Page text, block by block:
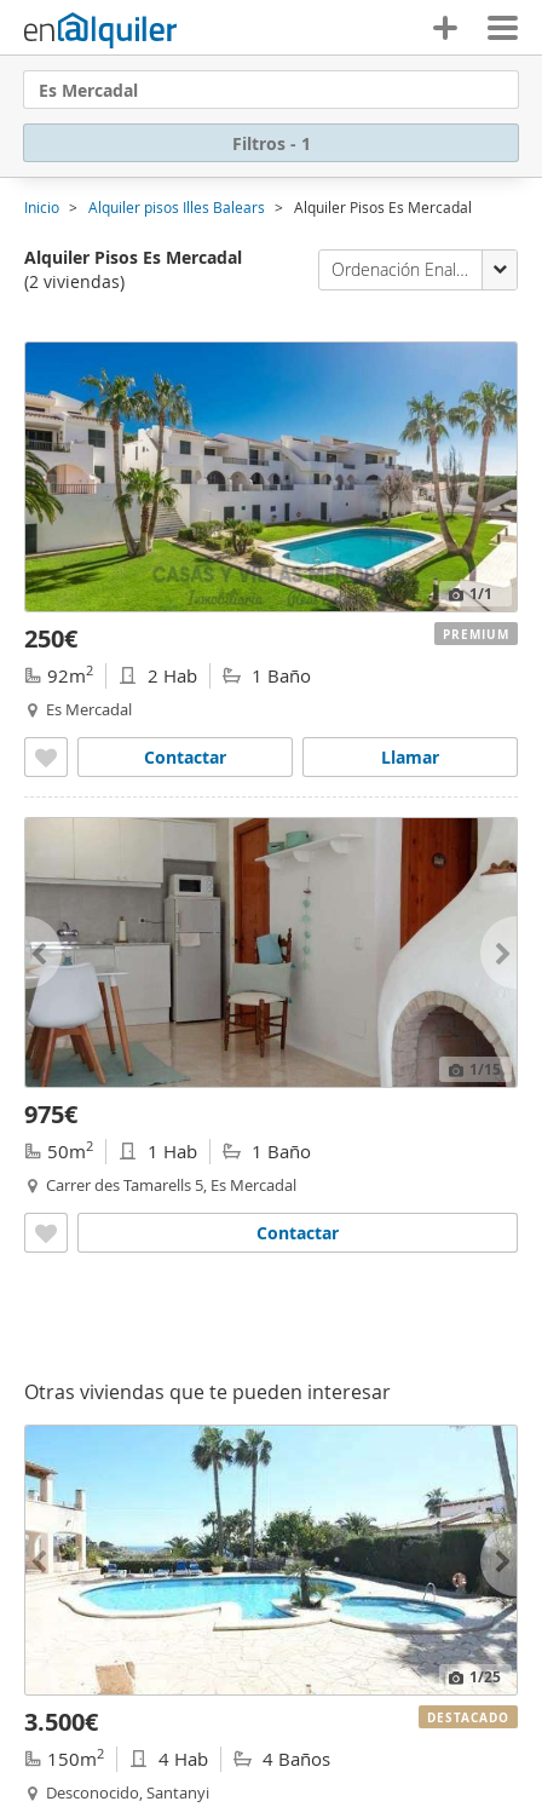
Es Mercadal
Filtros - 1
Inicio Alquiler pisos Illes Balears Alquiler Pisos Es Mercadal
Alquiler Pisos Es Mercadal
(2 viviendas)
Ordenación Enalquiler
1/1
250€
92m2 2 Hab 1 Baño
Es Mercadal
Llamar
Contactar
PREMIUM
1/15
975€
50m2 1 Hab 1 Baño
Carrer des Tamarells 5, Es Mercadal
Contactar
Otras viviendas que te pueden interesar
1/25
3.500€
150m2 4 Hab 4 Baños
Desconocido, Santanyi
DESTACADO